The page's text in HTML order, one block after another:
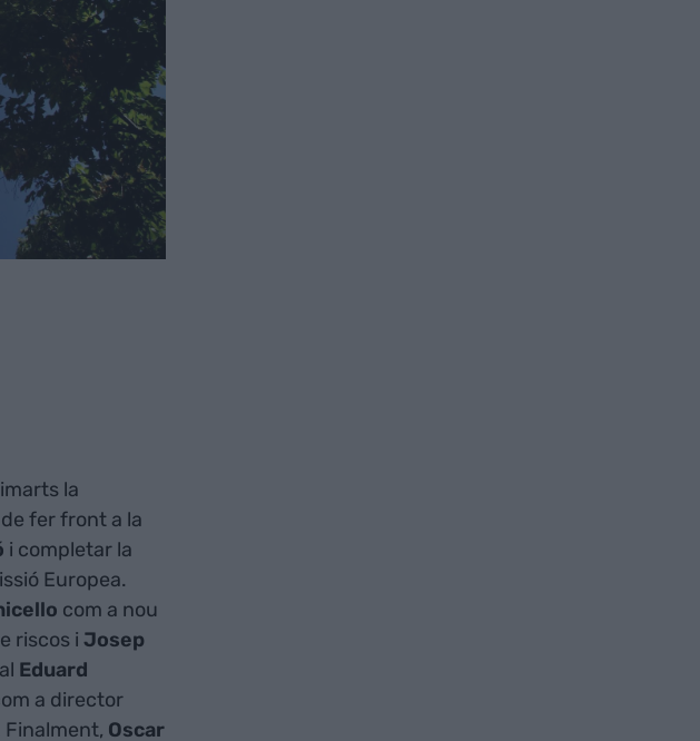
la
fer front a la
i completar la
Europea.
com a nou
riscos i Josep
Eduard
a director
Oscar